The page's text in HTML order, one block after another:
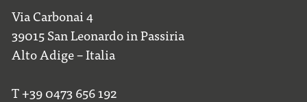
Via Carbonai 4
39015 San Leonardo in Passiria
Alto Adige – Italia
T +39 0473 656 192